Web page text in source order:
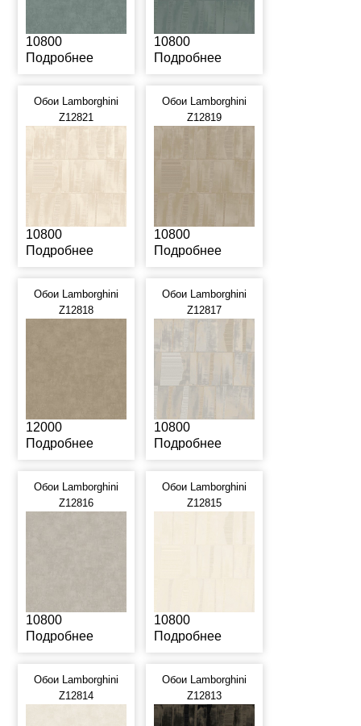
10800
Подробнее
10800
Подробнее
Обои Lamborghini
Z12821
10800
Подробнее
Обои Lamborghini
Z12819
10800
Подробнее
Обои Lamborghini
Z12818
12000
Подробнее
Обои Lamborghini
Z12817
10800
Подробнее
Обои Lamborghini
Z12816
10800
Подробнее
Обои Lamborghini
Z12815
10800
Подробнее
Обои Lamborghini
Z12814
Обои Lamborghini
Z12813